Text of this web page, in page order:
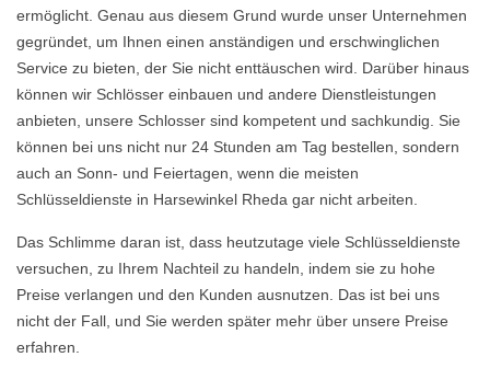
ermöglicht. Genau aus diesem Grund wurde unser Unternehmen
gegründet, um Ihnen einen anständigen und erschwinglichen
Service zu bieten, der Sie nicht enttäuschen wird. Darüber hinaus
können wir Schlösser einbauen und andere Dienstleistungen
anbieten, unsere Schlosser sind kompetent und sachkundig. Sie
können bei uns nicht nur 24 Stunden am Tag bestellen, sondern
auch an Sonn- und Feiertagen, wenn die meisten
Schlüsseldienste in Harsewinkel Rheda gar nicht arbeiten.
Das Schlimme daran ist, dass heutzutage viele Schlüsseldienste
versuchen, zu Ihrem Nachteil zu handeln, indem sie zu hohe
Preise verlangen und den Kunden ausnutzen. Das ist bei uns
nicht der Fall, und Sie werden später mehr über unsere Preise
erfahren.